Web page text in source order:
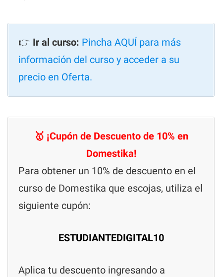
👉 Ir al curso: Pincha AQUÍ para más
información del curso y acceder a su
precio en Oferta.
🥇 ¡Cupón de Descuento de 10% en
Domestika!
Para obtener un 10% de descuento en el
curso de Domestika que escojas, utiliza el
siguiente cupón:
ESTUDIANTEDIGITAL10
Aplica tu descuento ingresando a